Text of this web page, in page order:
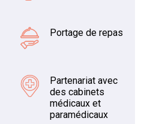
Portage de repas
Partenariat avec
des cabinets
médicaux et
paramédicaux